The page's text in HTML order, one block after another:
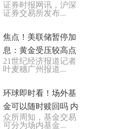
界微速讯
证券时报网讯，沪深
证券交易所发布...
焦点！美联储暂停加
息：黄金受压较高点
下跌7% 贵金属板块
21世纪经济报道记者
叶麦穗广州报道...
环球即时看！场外基
金可以随时赎回吗 内
行人士这么说
众所周知，基金交易
可分为场内基金...